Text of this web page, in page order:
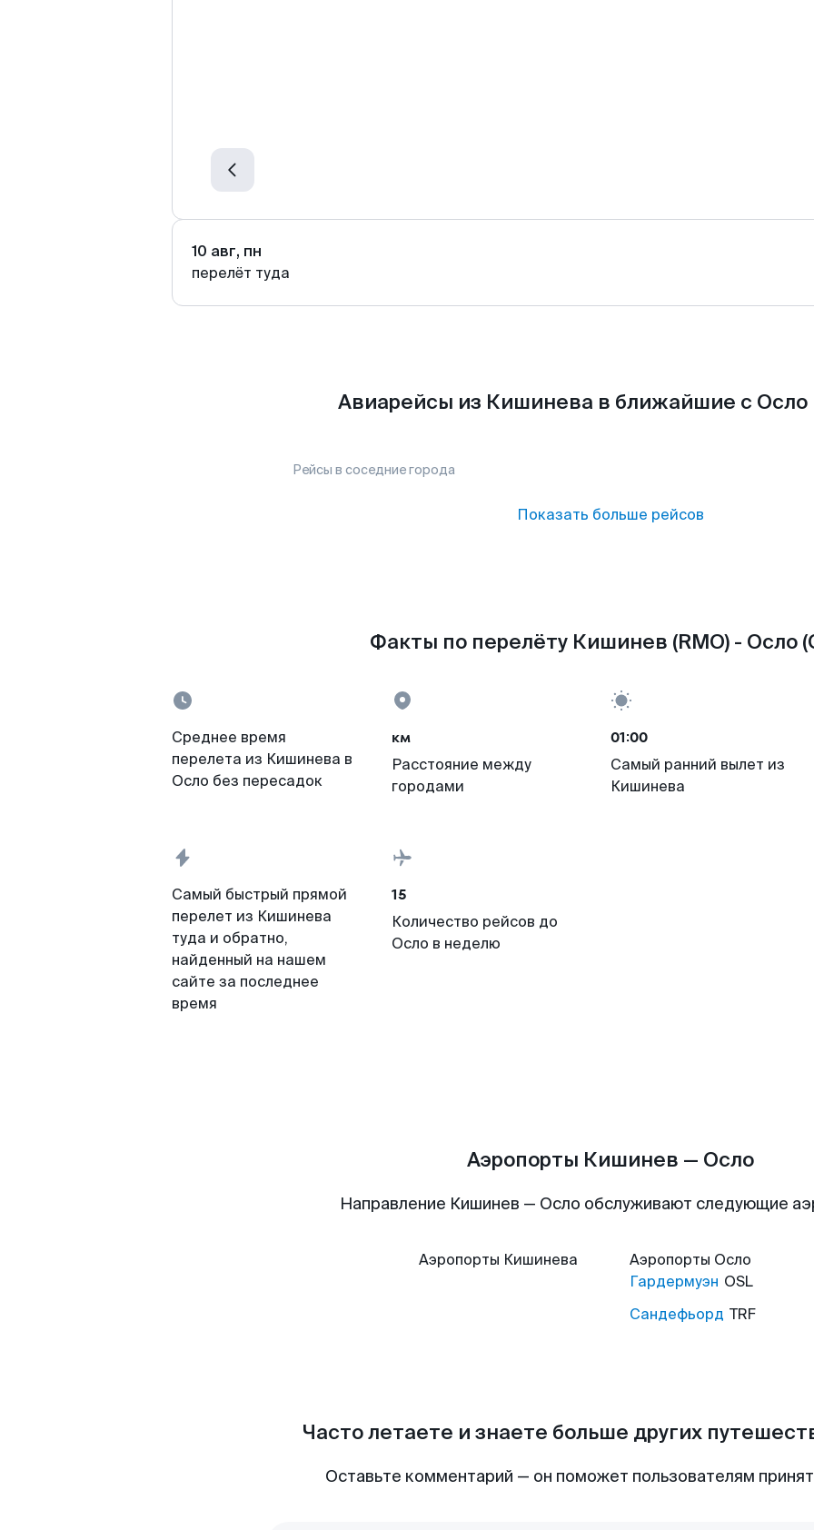
10 авг, пн
перелёт туда
Авиарейсы из Кишинева в ближайшие с Осло
Рейсы в соседние города
Показать больше рейсов
Факты по перелёту Кишинев (RMO) - Осло
Среднее время
перелета из Кишинева в
Осло без пересадок
км
Расстояние между
городами
01:00
Самый ранний вылет из
Кишинева
Самый быстрый прямой
перелет из Кишинева
туда и обратно,
найденный на нашем
сайте за последнее
время
15
Количество рейсов до
Осло в неделю
Аэропорты Кишинев — Осло
Направление Кишинев — Осло обслуживают следующие
Аэропорты Кишинева Аэропорты Осло
Гардермуэн OSL
Сандефьорд TRF
Часто летаете и знаете больше других
Оставьте комментарий — он поможет пользователям